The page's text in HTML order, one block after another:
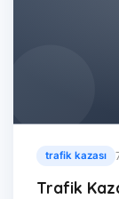
trafik kazası
Trafik